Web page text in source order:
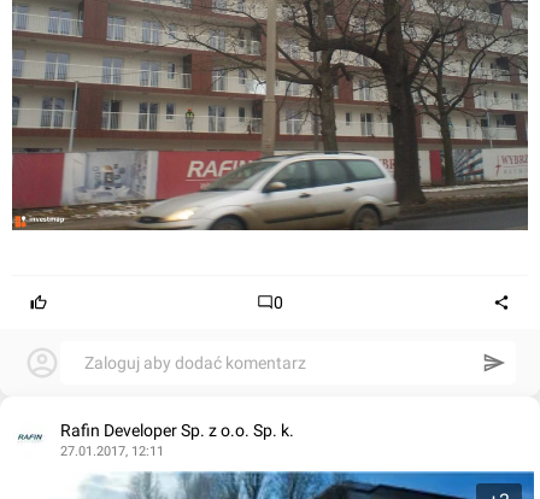
0
Zaloguj aby dodać komentarz
Rafin Developer Sp. z o.o. Sp. k.
27.01.2017, 12:11